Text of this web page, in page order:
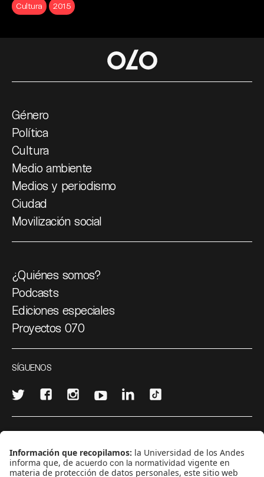
Cultura 2015
Género
Política
Cultura
Medio ambiente
Medios y periodismo
Ciudad
Movilización social
¿Quiénes somos?
Podcasts
Ediciones especiales
Proyectos 070
SÍGUENOS
CONTÁCTANOS